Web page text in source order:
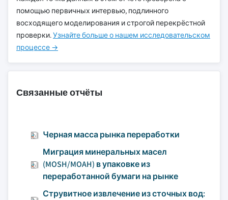
помощью первичных интервью, подлинного
восходящего моделирования и строгой перекрёстной
проверки.Узнайте больше о нашем исследовательском
процессе →
Связанные отчёты
Черная масса рынка переработки
Миграция минеральных масел
(MOSH/MOAH) в упаковке из
переработанной бумаги на рынке
Струвитное извлечение из сточных вод: